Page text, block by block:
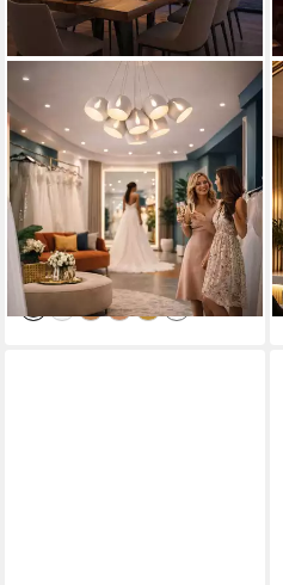
Pendelleuchte s.luce Ball
Mehrfach-Pendelleuchte
Cluster 7-flammig 7x30cm
Schwarz
1.189,00 €
UVP1.320,00 €
-10%
lieferbar - in 5-6 Werktagen bei dir
+3